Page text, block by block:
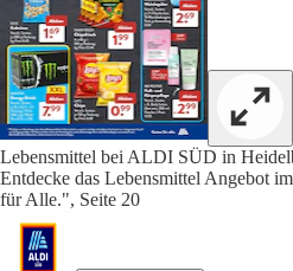
Lebensmittel bei ALDI SÜD in
Entdecke das Lebensmittel Angebot
für Alle.", Seite 20